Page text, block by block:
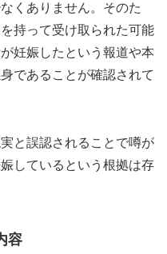
くありません。そのた
持って受け取られた可能
妊娠したという報道や本
であることが確認されて
と誤認されることで噂が
しているという根拠は存
容